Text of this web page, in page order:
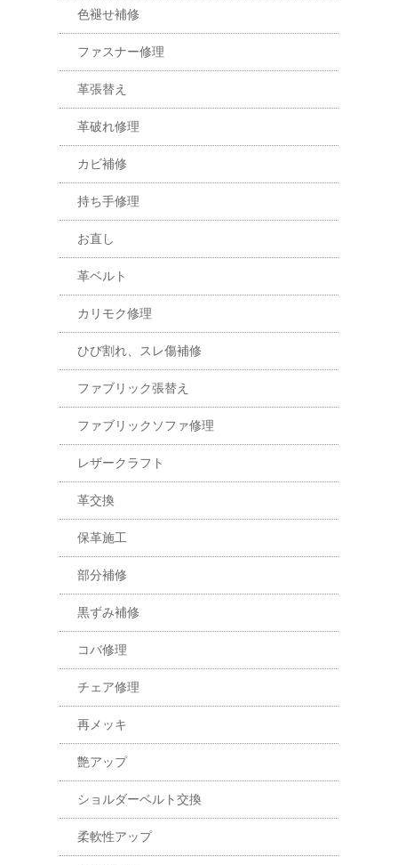
色褪せ補修
ファスナー修理
革張替え
革破れ修理
カビ補修
持ち手修理
お直し
革ベルト
カリモク修理
ひび割れ、スレ傷補修
ファブリック張替え
ファブリックソファ修理
レザークラフト
革交換
保革施工
部分補修
黒ずみ補修
コバ修理
チェア修理
再メッキ
艶アップ
ショルダーベルト交換
柔軟性アップ